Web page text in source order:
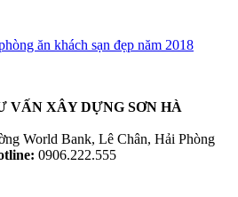
ăn khách sạn đẹp năm 2018
VẤN XÂY DỰNG SƠN HÀ
World Bank, Lê Chân, Hải Phòng
0906.222.555